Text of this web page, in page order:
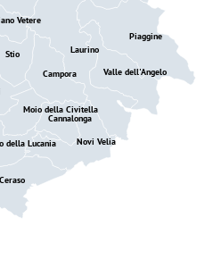
Moio della Civitella
della Lucania
Valle dell'Angelo
Vetere
Cannalonga
Novi Velia
Campora
Piaggine
Laurino
Ceraso
Stio